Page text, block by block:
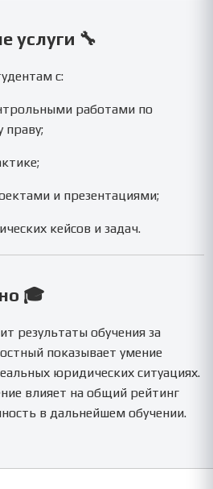
услуги 🔧
с:
работами по
праву;
и презентациями;
кейсов и задач.
🎓
результаты обучения за
показывает умение
юридических ситуациях.
влияет на общий рейтинг
в дальнейшем обучении.